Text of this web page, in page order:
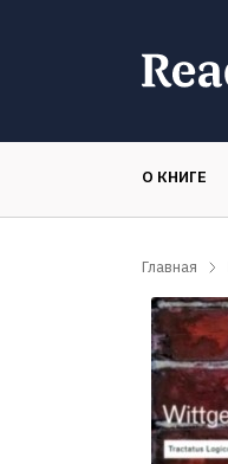
О КНИГЕ
Главная